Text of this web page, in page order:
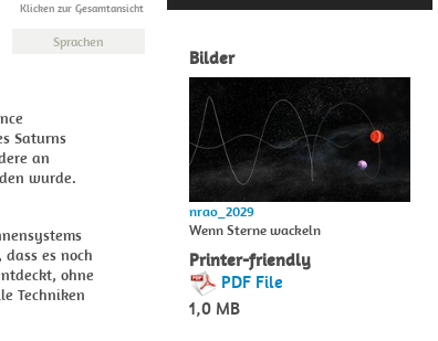
Klicken zur Gesamtansicht
Sprachen
Saturns
an
wurde.
es noch
ohne
Techniken
Bilder
nrao_2029
Wenn Sterne wackeln
Printer-friendly
PDF File
1,0 MB